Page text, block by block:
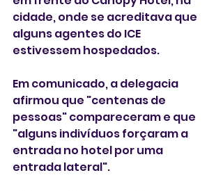
cidade, onde se acreditava que
alguns agentes do ICE
estivessem hospedados.
Em comunicado, a delegacia
afirmou que "centenas de
pessoas" compareceram e que
"alguns indivíduos forçaram a
entrada no hotel por uma
entrada lateral".